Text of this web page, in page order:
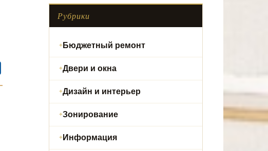
Рубрики
Бюджетный ремонт
Двери и окна
Дизайн и интерьер
Зонирование
Информация